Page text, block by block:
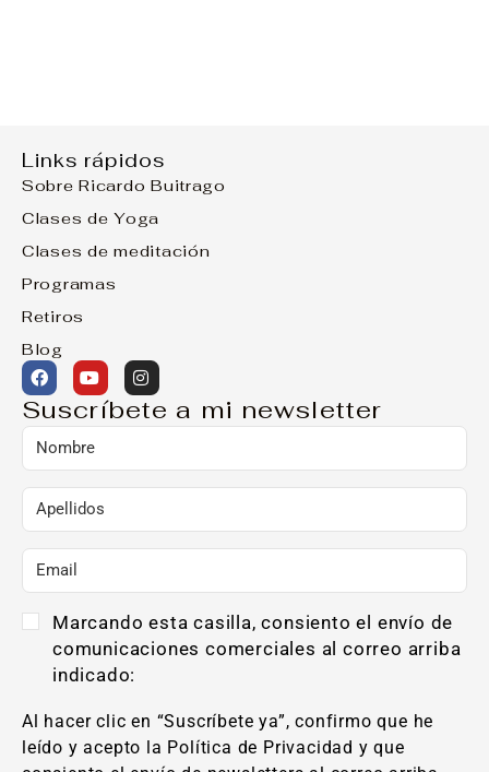
Links rápidos
Sobre Ricardo Buitrago
Clases de Yoga
Clases de meditación
Programas
Retiros
Blog
Suscríbete a mi newsletter
Marcando esta casilla, consiento el envío de
comunicaciones comerciales al correo arriba
indicado:
Al hacer clic en “Suscríbete ya”, confirmo que he
leído y acepto la Política de Privacidad y que